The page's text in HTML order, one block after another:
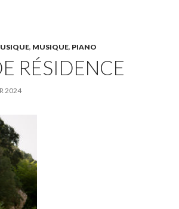
, MUSIQUE, PIANO
RÉSIDENCE
2024